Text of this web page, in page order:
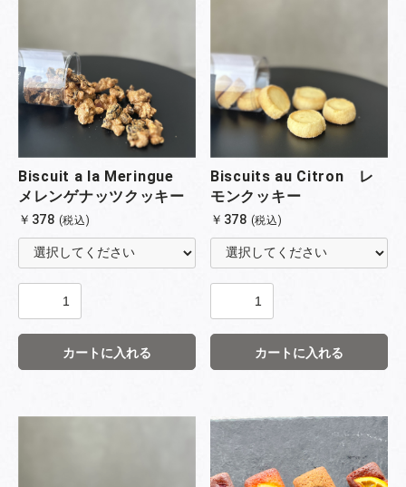
Biscuit a la Meringue
メレンゲナッツクッキー
￥378 (税込)
カートに入れる
Biscuits au Citron レ
モンクッキー
￥378 (税込)
カートに入れる